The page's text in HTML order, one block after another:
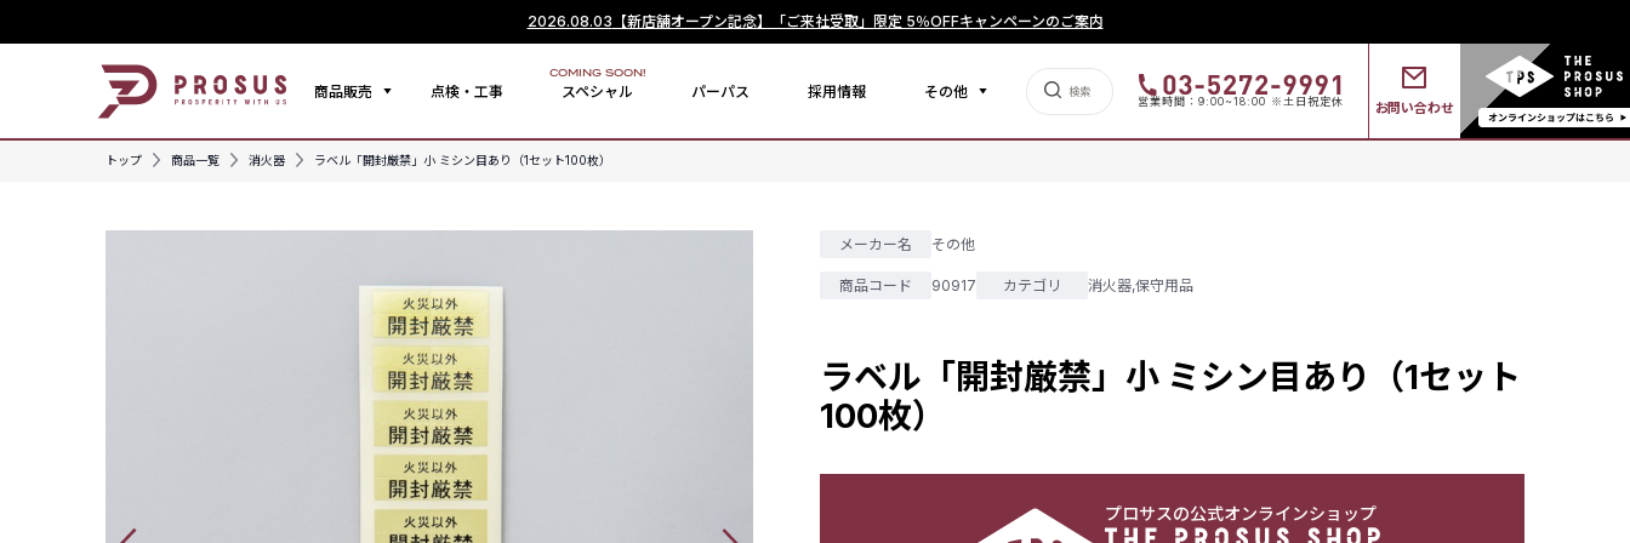
2026.08.03 【新店舗オープン記念】「ご来社受取」限定 5％OFFキャンペーンのご案内
商品販売 点検・工事 スペシャル
COMING SOON!
パーパス 採用情報 その他
営業時間：9:00~18:00 ※土日祝定休 お問い合わせ
トップ 商品一覧 消火器 ラベル「開封厳禁」小 ミシン目あり（1セット100枚）
メーカー名 その他
商品コード 90917 カテゴリ 消火器,保守用品
ラベル「開封厳禁」小 ミシン目あり（1セット
100枚）
プロサスの公式オンラインショップ